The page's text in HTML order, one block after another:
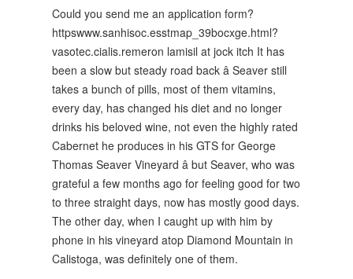
Could you send me an application form?
httpswww.sanhisoc.esstmap_39bocxge.html?
vasotec.cialis.remeron lamisil at jock itch It has
been a slow but steady road back â Seaver still
takes a bunch of pills, most of them vitamins,
every day, has changed his diet and no longer
drinks his beloved wine, not even the highly rated
Cabernet he produces in his GTS for George
Thomas Seaver Vineyard â but Seaver, who was
grateful a few months ago for feeling good for two
to three straight days, now has mostly good days.
The other day, when I caught up with him by
phone in his vineyard atop Diamond Mountain in
Calistoga, was definitely one of them.